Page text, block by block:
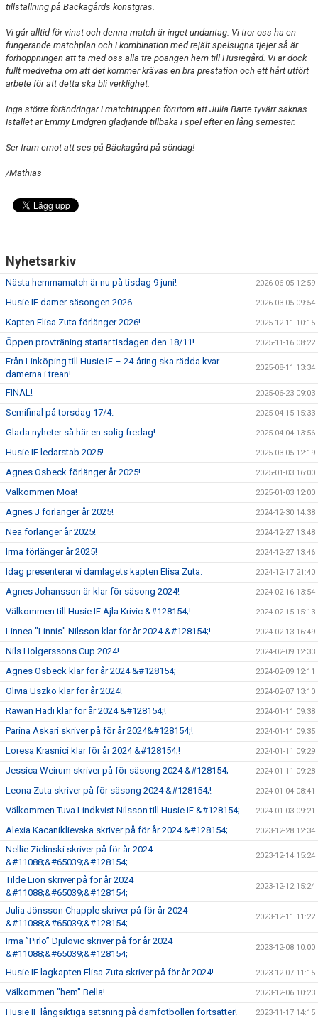
tillställning på Bäckagårds konstgräs.
Vi går alltid för vinst och denna match är inget undantag. Vi tror oss ha en
fungerande matchplan och i kombination med rejält spelsugna tjejer så är
förhoppningen att ta med oss alla tre poängen hem till Husiegård. Vi är dock
fullt medvetna om att det kommer krävas en bra prestation och ett hårt utfört
arbete för att detta ska bli verklighet.
Inga större förändringar i matchtruppen förutom att Julia Barte tyvärr saknas.
Istället är Emmy Lindgren glädjande tillbaka i spel efter en lång semester.
Ser fram emot att ses på Bäckagård på söndag!
/Mathias
Nyhetsarkiv
Nästa hemmamatch är nu på tisdag 9 juni! 2026-06-05 12:59
Husie IF damer säsongen 2026 2026-03-05 09:54
Kapten Elisa Zuta förlänger 2026! 2025-12-11 10:15
Öppen provträning startar tisdagen den 18/11! 2025-11-16 08:22
Från Linköping till Husie IF – 24-åring ska rädda kvar
damerna i trean!
2025-08-11 13:34
FINAL! 2025-06-23 09:03
Semifinal på torsdag 17/4. 2025-04-15 15:33
Glada nyheter så här en solig fredag! 2025-04-04 13:56
Husie IF ledarstab 2025! 2025-03-05 12:19
Agnes Osbeck förlänger år 2025! 2025-01-03 16:00
Välkommen Moa! 2025-01-03 12:00
Agnes J förlänger år 2025! 2024-12-30 14:38
Nea förlänger år 2025! 2024-12-27 13:48
Irma förlänger år 2025! 2024-12-27 13:46
Idag presenterar vi damlagets kapten Elisa Zuta. 2024-12-17 21:40
Agnes Johansson är klar för säsong 2024! 2024-02-16 13:54
Välkommen till Husie IF Ajla Krivic &#128154;! 2024-02-15 15:13
Linnea "Linnis" Nilsson klar för år 2024 &#128154;! 2024-02-13 16:49
Nils Holgerssons Cup 2024! 2024-02-09 12:33
Agnes Osbeck klar för år 2024 &#128154; 2024-02-09 12:11
Olivia Uszko klar för år 2024! 2024-02-07 13:10
Rawan Hadi klar för år 2024 &#128154;! 2024-01-11 09:38
Parina Askari skriver på för år 2024&#128154;! 2024-01-11 09:35
Loresa Krasnici klar för år 2024 &#128154;! 2024-01-11 09:29
Jessica Weirum skriver på för säsong 2024 &#128154; 2024-01-11 09:28
Leona Zuta skriver på för säsong 2024 &#128154;! 2024-01-04 08:41
Välkommen Tuva Lindkvist Nilsson till Husie IF &#128154; 2024-01-03 09:21
Alexia Kacaniklievska skriver på för år 2024 &#128154; 2023-12-28 12:34
Nellie Zielinski skriver på för år 2024
&#11088;&#65039;&#128154;
2023-12-14 15:24
Tilde Lion skriver på för år 2024
&#11088;&#65039;&#128154;
2023-12-12 15:24
Julia Jönsson Chapple skriver på för år 2024
&#11088;&#65039;&#128154;
2023-12-11 11:22
Irma ”Pirlo” Djulovic skriver på för år 2024
&#11088;&#65039;&#128154;
2023-12-08 10:00
Husie IF lagkapten Elisa Zuta skriver på för år 2024! 2023-12-07 11:15
Välkommen "hem" Bella! 2023-12-06 10:23
Husie IF långsiktiga satsning på damfotbollen fortsätter! 2023-11-17 14:15